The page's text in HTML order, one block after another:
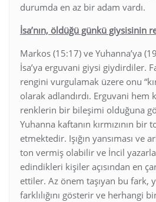
durumda en az bir adam vardı.
İsa’nın, öldüğü günkü giysisinin
Markos (15:17) ve Yuhanna’ya
İsa’ya erguvani giysi giydirdiler.
rengini vurgulamak üzere onu
olarak adlandırdı. Erguvani hem
renklerin bir bileşimi olduğuna
Yuhanna kaftanın kırmızının
etmektedir. Işığın yansıması ve
ton vermiş olabilir ve İncil
edindikleri kişiler açısından en
ettiler. Az önem taşıyan bu fark,
farklılığını gösterir ve herhangi